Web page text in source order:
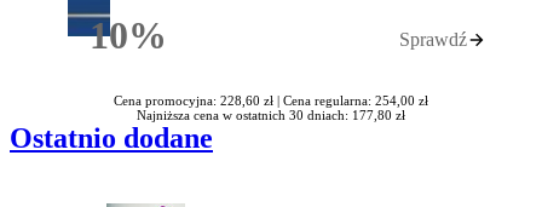
10%Rabatu Sprawdź
Cena promocyjna: 228,60 zł | Cena regularna: 254,00 zł
Najniższa cena w ostatnich 30 dniach: 177,80 zł
Ostatnio dodane